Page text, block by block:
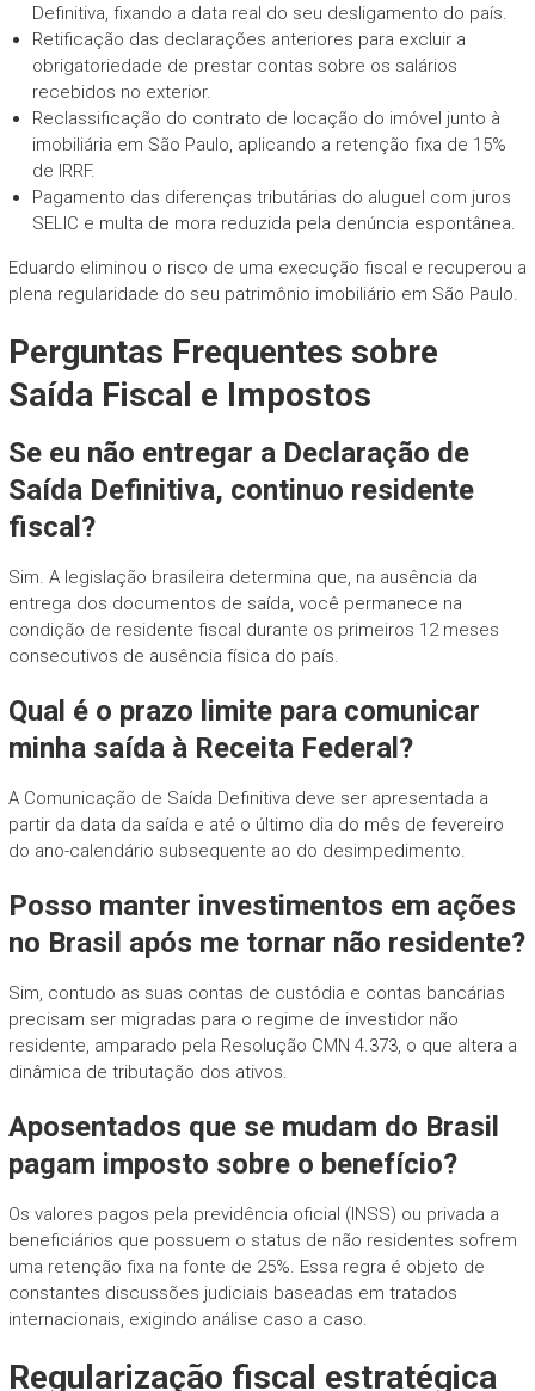
Definitiva, fixando a data real do seu desligamento do país.
Retificação das declarações anteriores para excluir a
obrigatoriedade de prestar contas sobre os salários
recebidos no exterior.
Reclassificação do contrato de locação do imóvel junto à
imobiliária em São Paulo, aplicando a retenção fixa de 15%
de IRRF.
Pagamento das diferenças tributárias do aluguel com juros
SELIC e multa de mora reduzida pela denúncia espontânea.
Eduardo eliminou o risco de uma execução fiscal e recuperou a
plena regularidade do seu patrimônio imobiliário em São Paulo.
Perguntas Frequentes sobre
Saída Fiscal e Impostos
Se eu não entregar a Declaração de
Saída Definitiva, continuo residente
fiscal?
Sim. A legislação brasileira determina que, na ausência da
entrega dos documentos de saída, você permanece na
condição de residente fiscal durante os primeiros 12 meses
consecutivos de ausência física do país.
Qual é o prazo limite para comunicar
minha saída à Receita Federal?
A Comunicação de Saída Definitiva deve ser apresentada a
partir da data da saída e até o último dia do mês de fevereiro
do ano-calendário subsequente ao do desimpedimento.
Posso manter investimentos em ações
no Brasil após me tornar não residente?
Sim, contudo as suas contas de custódia e contas bancárias
precisam ser migradas para o regime de investidor não
residente, amparado pela Resolução CMN 4.373, o que altera a
dinâmica de tributação dos ativos.
Aposentados que se mudam do Brasil
pagam imposto sobre o benefício?
Os valores pagos pela previdência oficial (INSS) ou privada a
beneficiários que possuem o status de não residentes sofrem
uma retenção fixa na fonte de 25%. Essa regra é objeto de
constantes discussões judiciais baseadas em tratados
internacionais, exigindo análise caso a caso.
Regularização fiscal estratégica